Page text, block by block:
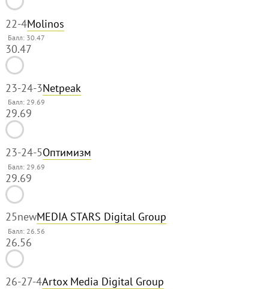
22-4Molinos
Балл: 30.47
30.47
23-24-3Netpeak
Балл: 29.69
29.69
23-24-5Оптимизм
Балл: 29.69
29.69
25newMEDIA STARS Digital Group
Балл: 26.56
26.56
26-27-4Artox Media Digital Group